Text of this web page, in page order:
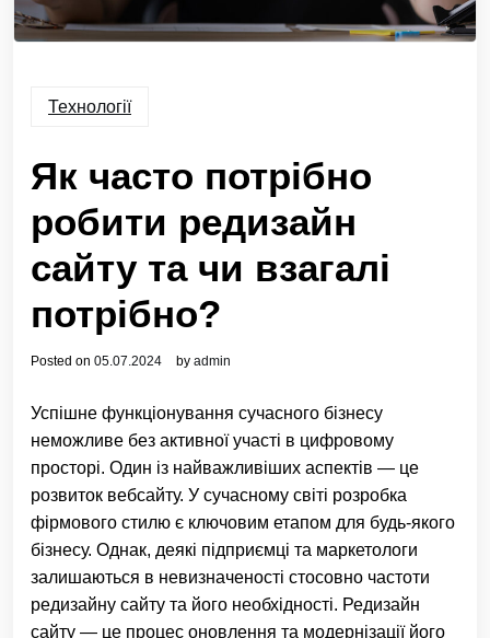
Технології
Як часто потрібно
робити редизайн
сайту та чи взагалі
потрібно?
Posted on 05.07.2024 by admin
Успішне функціонування сучасного бізнесу
неможливе без активної участі в цифровому
просторі. Один із найважливіших аспектів — це
розвиток вебсайту. У сучасному світі розробка
фірмового стилю є ключовим етапом для будь-якого
бізнесу. Однак, деякі підприємці та маркетологи
залишаються в невизначеності стосовно частоти
редизайну сайту та його необхідності. Редизайн
сайту — це процес оновлення та модернізації його